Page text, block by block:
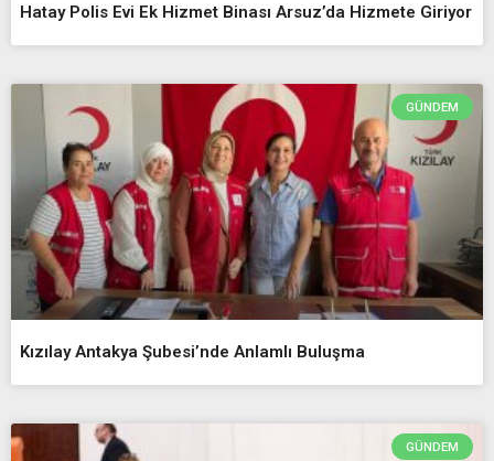
Hatay Polis Evi Ek Hizmet Binası Arsuz’da Hizmete Giriyor
GÜNDEM
Kızılay Antakya Şubesi’nde Anlamlı Buluşma
GÜNDEM